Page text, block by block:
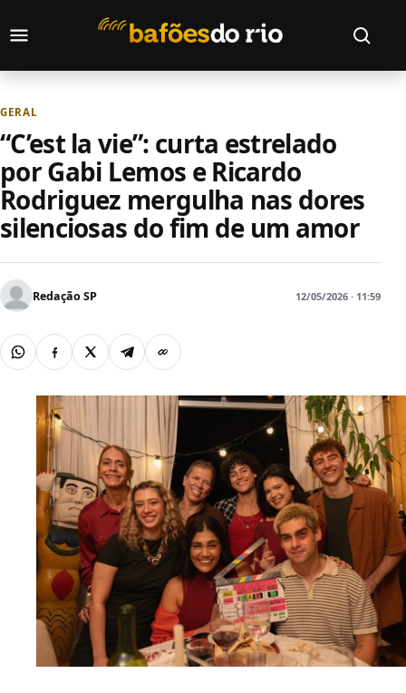
Abrir menu
Abrir
GERAL
“C’est la vie”: curta estrelado
por Gabi Lemos e Ricardo
Rodriguez mergulha nas dores
silenciosas do fim de um amor
Redação SP 12/05/2026 · 11:59
WhatsAppFacebook
X TelegramCopiar link